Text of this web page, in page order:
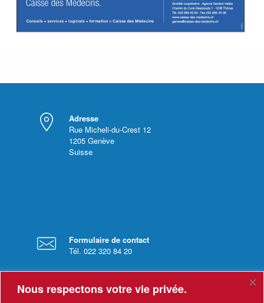
Nous respectons votre vie privée.
Adresse
Rue Micheli-du-Crest 12
1205 Genève
Suisse
Formulaire de contact
Tél. 022 320 84 20